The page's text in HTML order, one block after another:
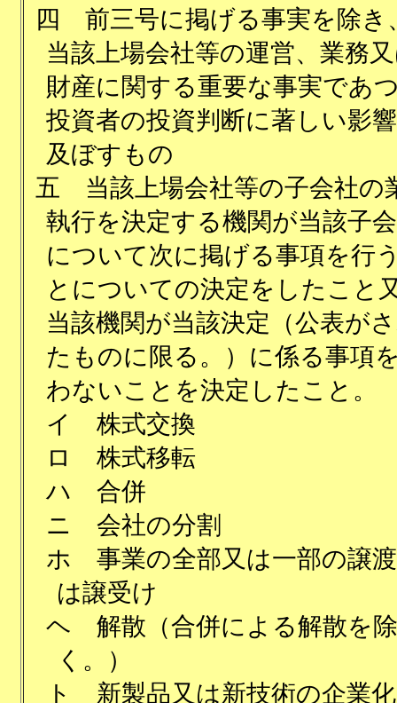
四
前三号に掲げる事実を除き
当該上場会社等の運営、業務
財産に関する重要な事実であ
投資者の投資判断に著しい影
及ぼすもの
五
当該上場会社等の子会社の
執行を決定する機関が当該子
について次に掲げる事項を行
とについての決定をしたこと
当該機関が当該決定（公表が
たものに限る。）に係る事項
わないことを決定したこと。
イ
株式交換
ロ
株式移転
ハ
合併
ニ
会社の分割
ホ
事業の全部又は一部の譲
は譲受け
ヘ
解散（合併による解散を除
く。）
ト
新製品又は新技術の企業化